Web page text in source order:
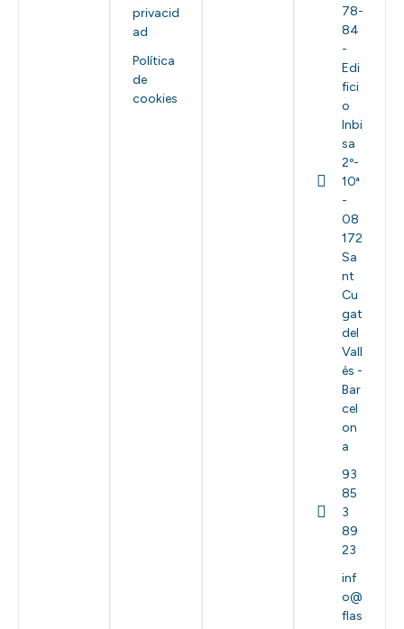
privacid
ad
Política
de
cookies
78-
84
-
Edi
fici
o
Inbi
sa
2º-
10ª
-
08
172
Sa
nt
Cu
gat
del
Vall
ès -
Bar
cel
on
a
93
85
3
89
23
inf
o@
flas